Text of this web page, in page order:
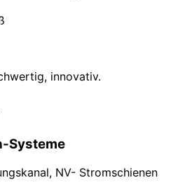
innovativ.
Systeme
NV- Stromschienen